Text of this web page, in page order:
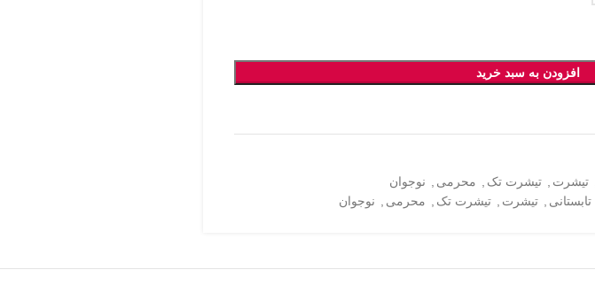
افزودن به سبد خرید
تیشرت تیشرت تک محرمی
نوجوان
تابستانی تیشرت تیشرت تک محرمی نوجوان